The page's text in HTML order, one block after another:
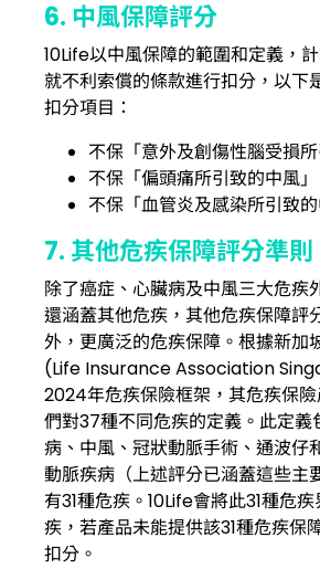
6. 中風保障評分
10Life以中風保障的範圍和定義，
就不利索償的條款進行扣分，以下
扣分項目：
不保「意外及創傷性腦受損所
不保「偏頭痛所引致的中風」
不保「血管炎及感染所引致的
7. 其他危疾保障評分準則
除了癌症、心臟病及中風三大危疾
還涵蓋其他危疾，其他危疾保障評
外，更廣泛的危疾保障。根據新加
(Life Insurance Association
2024年危疾保險框架，其危疾保
們對37種不同危疾的定義。此定義
病、中風、冠狀動脈手術、通波仔
動脈疾病（上述評分已涵蓋這些主
有31種危疾。10Life會將此31種危
疾，若產品未能提供該31種危疾保
扣分。